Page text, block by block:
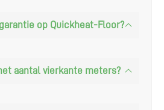
op Quickheat-Floor?
aantal vierkante meters?